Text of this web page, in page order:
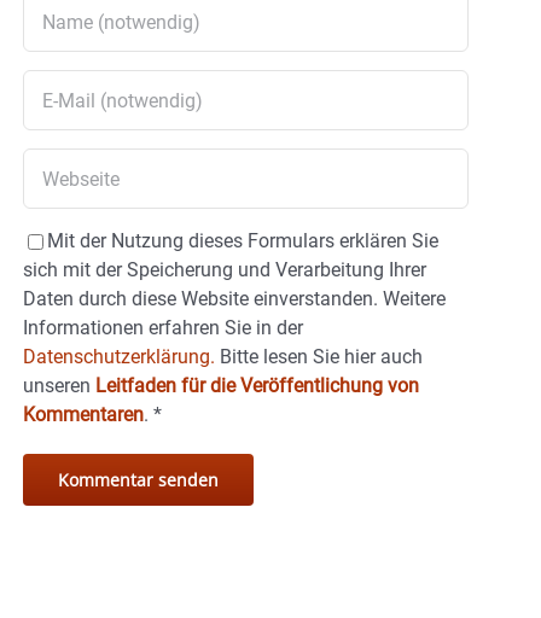
Mit der Nutzung dieses Formulars erklären Sie
sich mit der Speicherung und Verarbeitung Ihrer
Daten durch diese Website einverstanden. Weitere
Informationen erfahren Sie in der
Datenschutzerklärung. Bitte lesen Sie hier auch
unseren Leitfaden für die Veröffentlichung von
Kommentaren. *